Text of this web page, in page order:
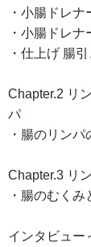
・小腸ドレナ
・小腸ドレナ
・仕上げ 腸
Chapter.2 リ
パ
・腸のリン
Chapter.3 リ
・腸のむくみ
インタビュー